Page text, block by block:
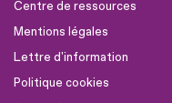
Centre de ressources
Mentions légales
Lettre d'information
Politique cookies